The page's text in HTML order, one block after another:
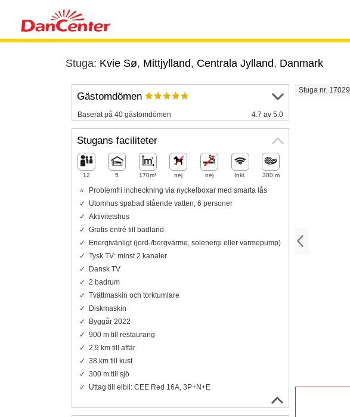
Stuga: Kvie Sø, Mittjylland, Centrala Jylland, Danmark
Stuga nr. 17029
Gästomdömen
Baserat på 40 gästomdömen 4.7 av 5.0
Stugans faciliteter
12 5 170m² nej nej Inkl. 300 m
Problemfri incheckning via nyckelboxar med smarta lås
Utomhus spabad stående vatten, 6 personer
Aktivitetshus
Gratis entré till badland
Energivänligt (jord-/bergvärme, solenergi eller värmepump)
Tysk TV: minst 2 kanaler
Dansk TV
2 badrum
Tvättmaskin och torktumlare
Diskmaskin
Byggår 2022
900 m till restaurang
2,9 km till affär
38 km till kust
300 m till sjö
Uttag till elbil: CEE Red 16A, 3P+N+E